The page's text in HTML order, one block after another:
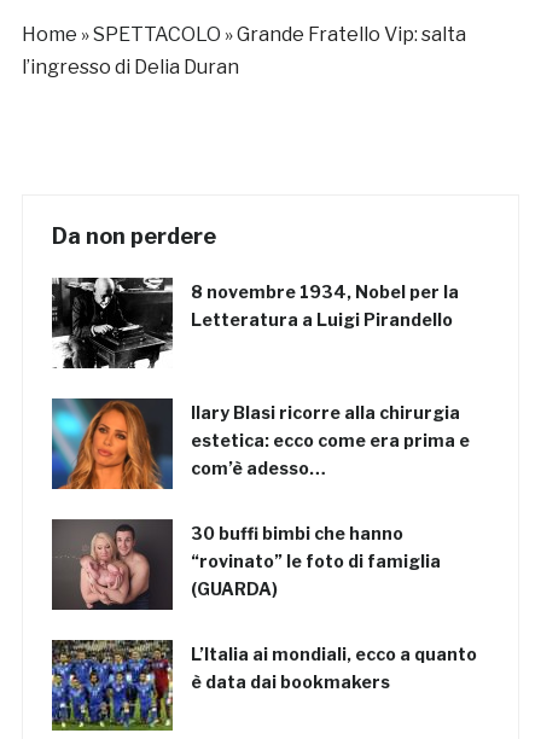
Home »SPETTACOLO »Grande Fratello Vip: salta
l’ingresso di Delia Duran
Da non perdere
8 novembre 1934, Nobel per la
Letteratura a Luigi Pirandello
Ilary Blasi ricorre alla chirurgia
estetica: ecco come era prima e
com’è adesso…
30 buffi bimbi che hanno
“rovinato” le foto di famiglia
(GUARDA)
L’Italia ai mondiali, ecco a quanto
è data dai bookmakers